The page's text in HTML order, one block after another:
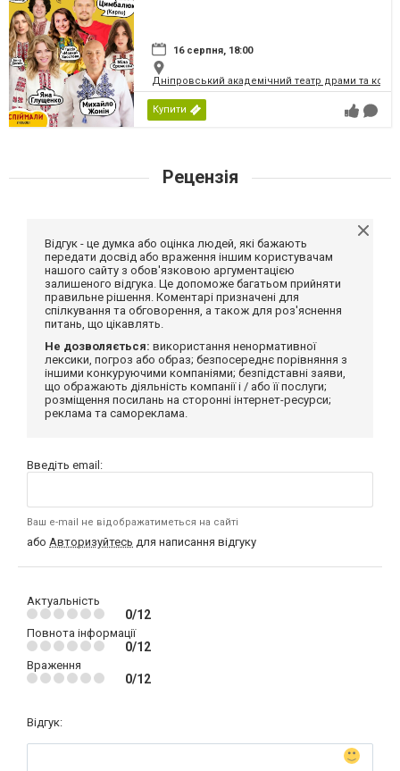
16 серпня, 18:00
Дніпровський академічний театр драми та
Купити
Рецензія
Відгук - це думка або оцінка людей, які бажають
передати досвід або враження іншим користувачам
нашого сайту з обов'язковою аргументацією
залишеного відгука. Це допоможе багатьом прийняти
правильне рішення. Коментарі призначені для
спілкування та обговорення, а також для роз'яснення
питань, що цікавлять.
Не дозволяється: використання ненормативної
лексики, погроз або образ; безпосереднє порівняння з
іншими конкуруючими компаніями; безпідставні заяви,
що ображають діяльність компанії і / або її послуги;
розміщення посилань на сторонні інтернет-ресурси;
реклама та самореклама.
Введіть email:
Ваш e-mail не відображатиметься на сайті
або Авторизуйтесь для написання відгуку
Актуальність
0/12
Повнота інформації
0/12
Враження
0/12
Відгук: